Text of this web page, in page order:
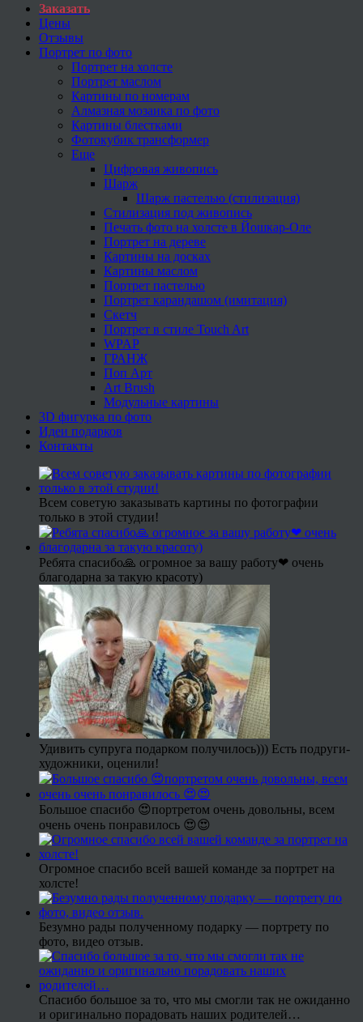
Заказать
Цены
Отзывы
Портрет по фото
Портрет на холсте
Портрет маслом
Картины по номерам
Алмазная мозаика по фото
Картины блестками
Фотокубик трансформер
Еще
Цифровая живопись
Шарж
Шарж пастелью (стилизация)
Стилизация под живопись
Печать фото на холсте в Йошкар-Оле
Портрет на дереве
Картины на досках
Картины маслом
Портрет пастелью
Портрет карандашом (имитация)
Скетч
Портрет в стиле Touch Art
WPAP
ГРАНЖ
Поп Арт
Art Brush
Модульные картины
3D фигурка по фото
Идеи подарков
Контакты
Всем советую заказывать картины по фотографии
только в этой студии!
Ребята спасибо🙏 огромное за вашу работу❤ очень
благодарна за такую красоту)
Удивить супруга подарком получилось))) Есть подруги-
художники, оценили!
Большое спасибо 😍портретом очень довольны, всем
очень очень понравилось 😍😍
Огромное спасибо всей вашей команде за портрет на
холсте!
Безумно рады полученному подарку — портрету по
фото, видео отзыв.
Спасибо большое за то, что мы смогли так не ожиданно
и оригинально порадовать наших родителей…